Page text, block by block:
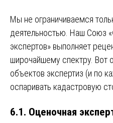
Мы не ограничиваемся
деятельностью. Наш Союз
экспертов» выполняет
широчайшему спектру.
объектов экспертиз (и по
оспаривать кадастровую
6.1. Оценочная